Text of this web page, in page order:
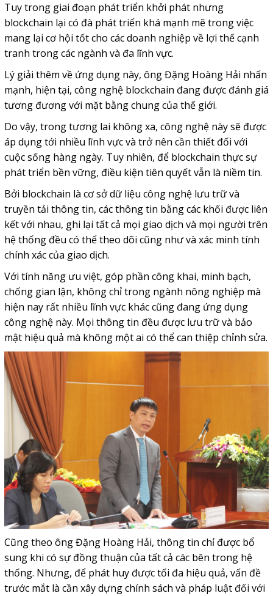
Tuy trong giai đoạn phát triển khởi phát nhưng
blockchain lại có đà phát triển khá mạnh mẽ trong việc
mang lại cơ hội tốt cho các doanh nghiệp về lợi thế cạnh
tranh trong các ngành và đa lĩnh vực.
Lý giải thêm về ứng dụng này, ông Đặng Hoàng Hải nhấn
mạnh, hiện tại, công nghệ blockchain đang được đánh giá
tương đương với mặt bằng chung của thế giới.
Do vậy, trong tương lai không xa, công nghệ này sẽ được
áp dụng tới nhiều lĩnh vực và trở nên cần thiết đối với
cuộc sống hàng ngày. Tuy nhiên, để blockchain thực sự
phát triển bền vững, điều kiện tiên quyết vẫn là niềm tin.
Bởi blockchain là cơ sở dữ liệu công nghệ lưu trữ và
truyền tải thông tin, các thông tin bằng các khối được liên
kết với nhau, ghi lại tất cả mọi giao dịch và mọi người trên
hệ thống đều có thể theo dõi cũng như và xác minh tính
chính xác của giao dịch.
Với tính năng ưu việt, góp phần công khai, minh bạch,
chống gian lận, không chỉ trong ngành nông nghiệp mà
hiện nay rất nhiều lĩnh vực khác cũng đang ứng dụng
công nghệ này. Mọi thông tin đều được lưu trữ và bảo
mật hiệu quả mà không một ai có thể can thiệp chỉnh sửa.
Cũng theo ông Đặng Hoàng Hải, thông tin chỉ được bổ
sung khi có sự đồng thuận của tất cả các bên trong hệ
thống. Nhưng, để phát huy được tối đa hiệu quả, vấn đề
trước mắt là cần xây dựng chính sách và pháp luật đối với